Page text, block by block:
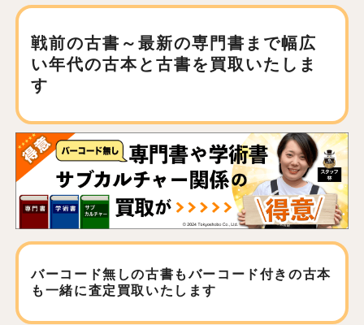
戦前の古書～最新の専門書まで幅広
い年代の古本と古書を買取いたしま
す
バーコード無しの古書もバーコード付きの古本
も 一緒に査定買取いたします